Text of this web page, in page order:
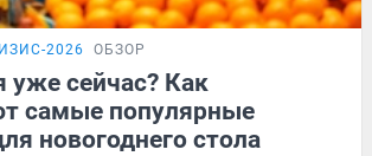
2026 ОБЗОР
уже сейчас? Как
самые популярные
новогоднего стола